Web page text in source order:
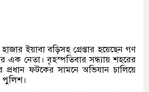
ইয়াবা বড়িসহ গ্রেপ্তার হয়েছেন গণ
এক নেতা। বৃহস্পতিবার সন্ধ্যায় শহরের
প্রধান ফটকের সামনে অভিযান চালিয়ে